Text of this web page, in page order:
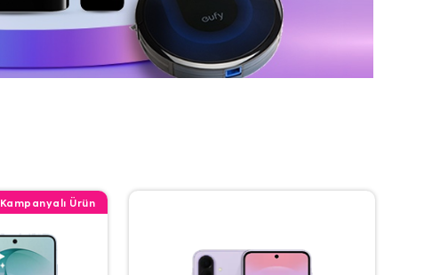
Kampanyalı Ürün